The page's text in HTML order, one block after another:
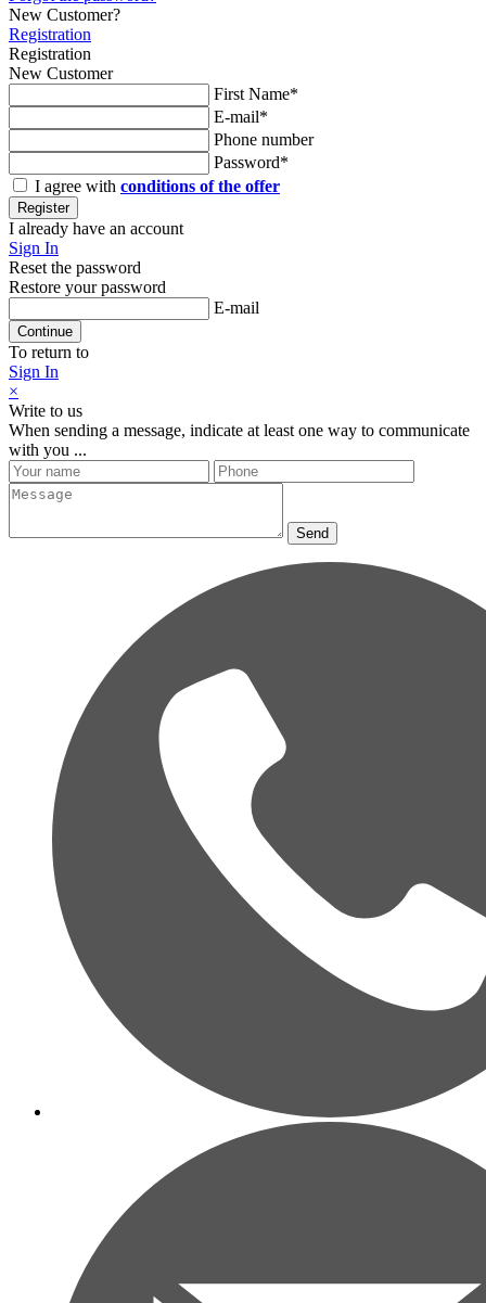
New Customer?
Registration
Registration
New Customer
First Name*
E-mail*
Phone number
Password*
I agree with conditions of the offer
Register
I already have an account
Sign In
Reset the password
Restore your password
E-mail
Continue
To return to
Sign In
×
Write to us
When sending a message, indicate at least one way to communicate
with you ...
Send